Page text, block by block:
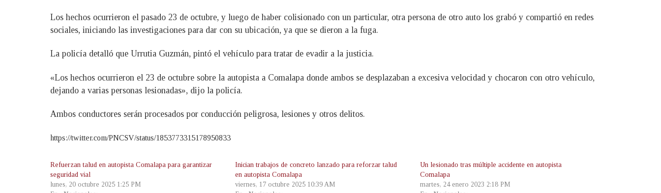
Los hechos ocurrieron el pasado 23 de octubre, y luego de haber colisionado con un particular, otra persona de otro auto los grabó y compartió en redes
sociales, iniciando las investigaciones para dar con su ubicación, ya que se dieron a la fuga.
La policía detalló que Urrutia Guzmán, pintó el vehículo para tratar de evadir a la justicia.
«Los hechos ocurrieron el 23 de octubre sobre la autopista a Comalapa donde ambos se desplazaban a excesiva velocidad y chocaron con otro vehículo,
dejando a varias personas lesionadas», dijo la policía.
Ambos conductores serán procesados por conducción peligrosa, lesiones y otros delitos.
https://twitter.com/PNCSV/status/1853773315178950833
Refuerzan talud en autopista Comalapa para garantizar
seguridad vial
lunes, 20 octubre 2025 1:25 PM
Inician trabajos de concreto lanzado para reforzar talud
en autopista Comalapa
viernes, 17 octubre 2025 10:39 AM
Un lesionado tras múltiple accidente en autopista
Comalapa
martes, 24 enero 2023 2:18 PM